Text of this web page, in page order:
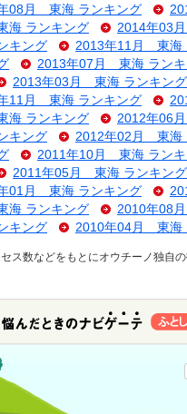
08月 東海 ランキング
海 ランキング
2014年03
キング
2013年11月 東海
2013年07月 東海 ランキ
2013年03月 東海 ランキング
11月 東海 ランキング
海 ランキング
2012年06
キング
2012年02月 東海
2011年10月 東海 ランキ
2011年05月 東海 ランキング
01月 東海 ランキング
海 ランキング
2010年08
キング 2010年04月 東海
ス数などをもとにオウチーノ独自